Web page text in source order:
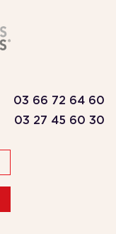
03 66 72 64 60
03 27 45 60 30